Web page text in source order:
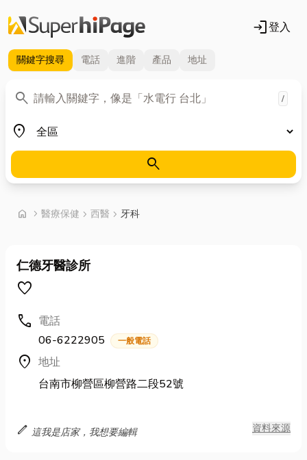
login登入
關鍵字搜尋 電話 進階 產品 地址
search
關鍵字 /
place
地區
search
home chevron_right 首頁
醫療保健 chevron_right 西醫 chevron_right 牙科
仁德牙醫診所
favorite
call 電話
06-6222905
一般電話
location_on 地址
台南市柳營區柳營路二段52號
edit 這我是店家，我想要編輯 資料來源